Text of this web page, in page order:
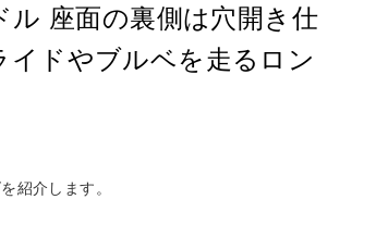
座面の裏側は穴開き仕
ドやブルベを走るロン
紹介します。